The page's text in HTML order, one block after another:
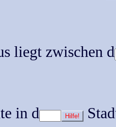
liegt zwischen d
in d
Hilfe!